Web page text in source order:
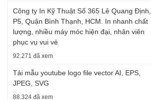
Công ty In Kỹ Thuật Số 365 Lê Quang Định,
P5, Quận Bình Thạnh, HCM. In nhanh chất
lượng, nhiều máy móc hiện đại, nhân viên
phục vụ vui vẻ
92.271 đã xem
Tải mẫu youtube logo file vector AI, EPS,
JPEG, SVG
88.324 đã xem